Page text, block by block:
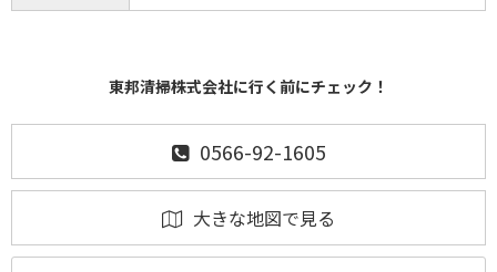
東邦清掃株式会社に行く前にチェック！
0566-92-1605
大きな地図で見る